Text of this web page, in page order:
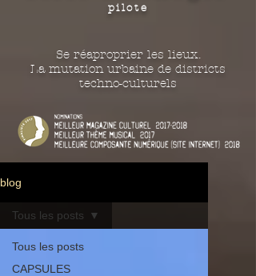
pilote
Se réaproprier les lieux.
La mutation urbaine de districts
techno-culturels
blog
Tous les posts
CAPSULES
Tous les posts